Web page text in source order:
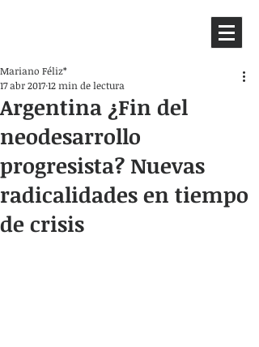
Argentina ¿Fin del
neodesarrollo
progresista? Nuevas
radicalidades en tiempo
de crisis
Mariano Féliz*
17 abr 201712 min de lectura